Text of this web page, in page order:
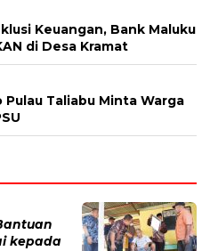
Keuangan, Bank Maluku
di Desa Kramat
Pulau Taliabu Minta Warga
kepada